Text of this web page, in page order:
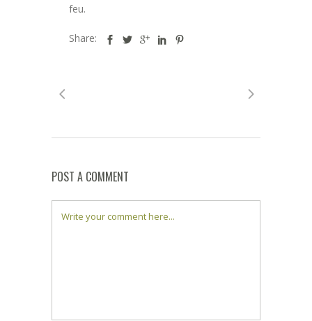
feu.
Share:
POST A COMMENT